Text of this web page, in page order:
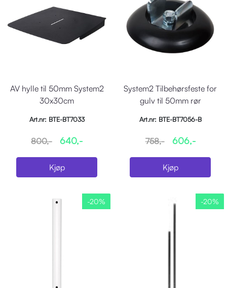
AV hylle til 50mm System2
30x30cm
Art.nr: BTE-BT7033
800,- 640,-
Kjøp
System2 Tilbehørsfeste for
gulv til 50mm rør
Art.nr: BTE-BT7056-B
758,- 606,-
Kjøp
-20% -20%